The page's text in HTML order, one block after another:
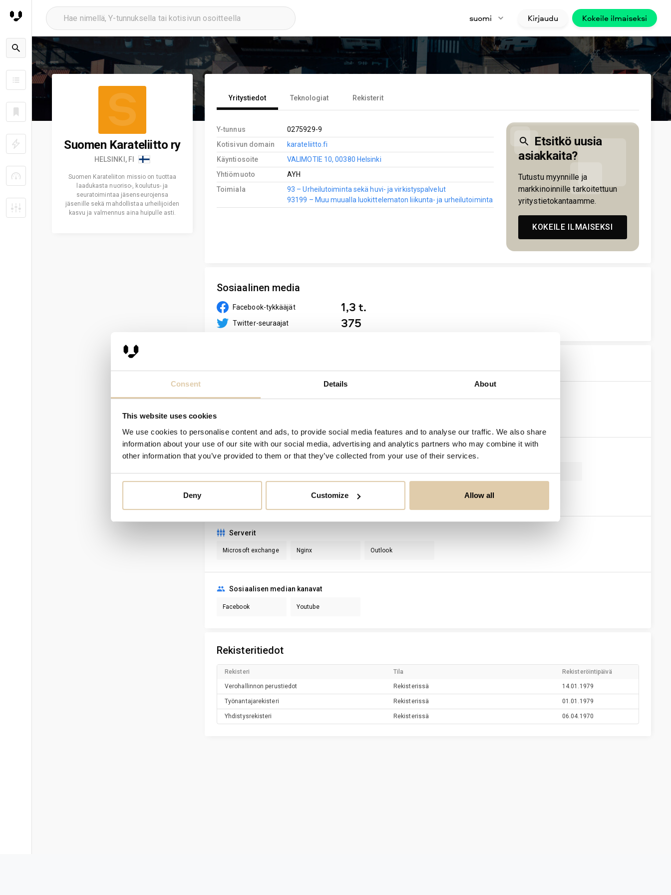
Consent Details About
This website uses cookies
We use cookies to personalise content and ads, to provide social media features and to analyse our traffic. We also share
information about your use of our site with our social media, advertising and analytics partners who may combine it with
other information that you’ve provided to them or that they’ve collected from your use of their services.
Deny Customize Allow all
suomi Kirjaudu Kokeile ilmaiseksi
S
Suomen Karateliitto ry
HELSINKI, FI
Suomen Karateliiton missio on tuottaa
laadukasta nuoriso-, koulutus- ja
seuratoimintaa jäsenseurojensa
jäsenille sekä mahdollistaa urheilijoiden
kasvu ja valmennus aina huipulle asti.
Yritystiedot Teknologiat Rekisterit
Y-tunnus
0275929-9
Kotisivun domain
karateliitto.fi
Käyntiosoite
VALIMOTIE 10, 00380 Helsinki
Yhtiömuoto
AYH
Toimiala
93 – Urheilutoiminta sekä huvi- ja virkistyspalvelut
93199 – Muu muualla luokittelematon liikunta- ja urheilutoiminta
Etsitkö uusia
asiakkaita?
Tutustu myynnille ja
markkinoinnille tarkoitettuun
yritystietokantaamme.
KOKEILE ILMAISEKSI
Sosiaalinen media
Facebook-tykkääjät 1,3 t.
Twitter-seuraajat 375
Sisällönhallintajärjestelmä
Web-teknologia
Bootstrap Dropbox Gravatar Javascript Jquery
Recaptcha
Serverit
Microsoft exchange Nginx Outlook
Sosiaalisen median kanavat
Facebook Youtube
Rekisteritiedot
Rekisteri Tila Rekisteröintipäivä
Verohallinnon perustiedot Rekisterissä 14.01.1979
Työnantajarekisteri Rekisterissä 01.01.1979
Yhdistysrekisteri Rekisterissä 06.04.1970